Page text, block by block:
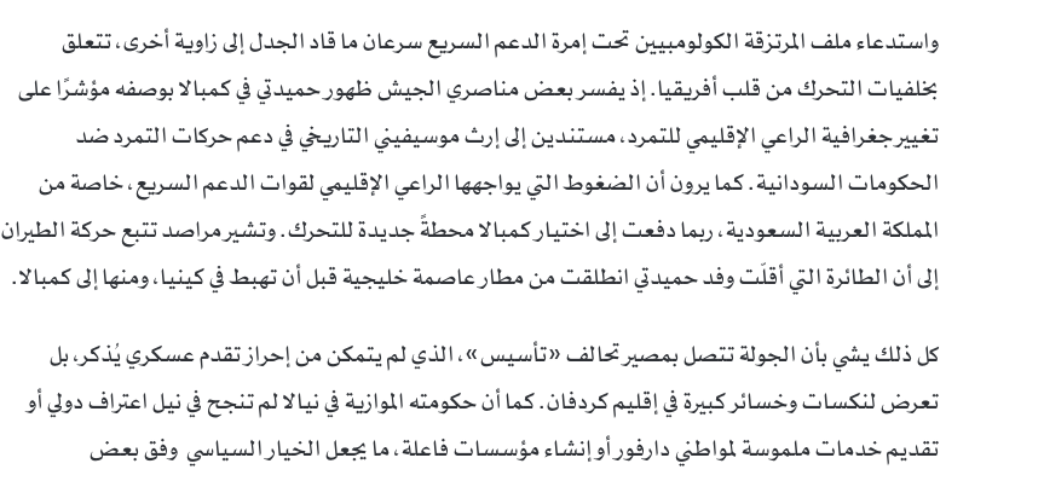
واستدعاء ملف المرتزقة الكولومبيين تحت إمرة الدعم السريع سرعان ما قاد الجدل إلى زاوية أخرى، تتعلق
بخلفيات التحرك من قلب أفريقيا. إذ يفسر بعض مناصري الجيش ظهور حميدتي في كمبالا بوصفه مؤشرًا على
تغيير جغرافية الراعي الإقليمي للتمرد، مستندين إلى إرث موسيفيني التاريخي في دعم حركات التمرد ضد
الحكومات السودانية. كما يرون أن الضغوط التي يواجهها الراعي الإقليمي لقوات الدعم السريع، خاصة من
المملكة العربية السعودية، ربما دفعت إلى اختيار كمبالا محطةً جديدة للتحرك. وتشير مراصد تتبع حركة الطيران
إلى أن الطائرة التي أقلّت وفد حميدتي انطلقت من مطار عاصمة خليجية قبل أن تهبط في كينيا، ومنها إلى كمبالا.
كل ذلك يشي بأن الجولة تتصل بمصير تحالف «تأسيس»، الذي لم يتمكن من إحراز تقدم عسكري يُذكر، بل
تعرض لنكسات وخسائر كبيرة في إقليم كردفان. كما أن حكومته الموازية في نيالا لم تنجح في نيل اعتراف دولي أو
تقديم خدمات ملموسة لمواطني دارفور أو إنشاء مؤسسات فاعلة، ما يجعل الخيار السياسي وفق بعض